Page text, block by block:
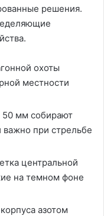
решения.
охоты
местности
50 мм собирают
важно при стрельбе
центральной
на темном фоне
азотом